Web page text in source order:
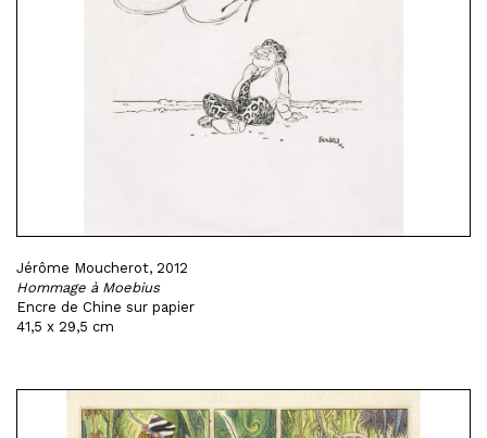
Jérôme Moucherot, 2012
Hommage à Moebius
Encre de Chine sur papier
41,5 x 29,5 cm